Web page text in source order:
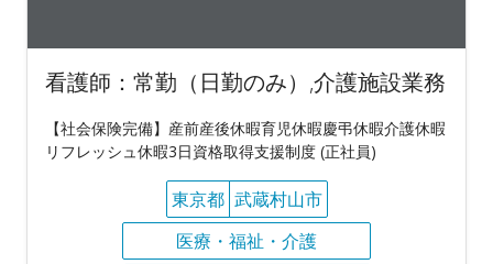
看護師：常勤（日勤のみ）,介護施設業務
【社会保険完備】産前産後休暇育児休暇慶弔休暇介護休暇
リフレッシュ休暇3日資格取得支援制度 (正社員)
東京都 武蔵村山市
医療・福祉・介護